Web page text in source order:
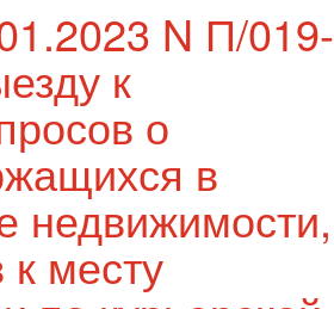
N П/019-
к
о
в
недвижимости,
месту